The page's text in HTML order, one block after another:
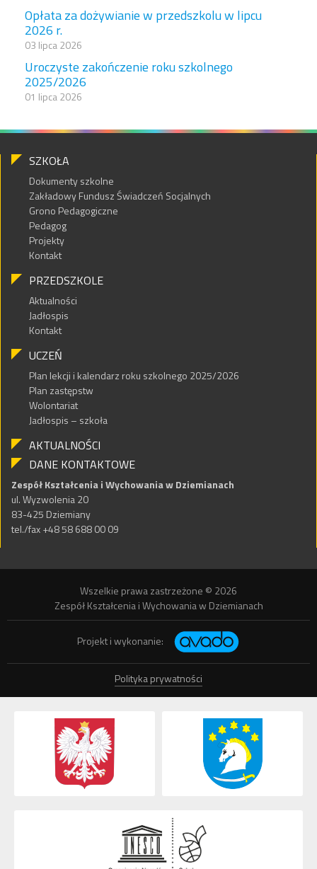
Opłata za dożywianie w przedszkolu w lipcu
2026 r.
03 lipca 2026
Uroczyste zakończenie roku szkolnego
2025/2026
01 lipca 2026
SZKOŁA
Dokumenty szkolne
Zakładowy Fundusz Świadczeń Socjalnych
Grono Pedagogiczne
Pedagog
Projekty
Kontakt
PRZEDSZKOLE
Aktualności
Jadłospis
Kontakt
UCZEŃ
Plan lekcji i kalendarz roku szkolnego 2025/2026
Plan zastępstw
Wolontariat
Jadłospis – szkoła
AKTUALNOŚCI
DANE KONTAKTOWE
Zespół Kształcenia i Wychowania w Dziemianach
ul. Wyzwolenia 20
83-425 Dziemiany
tel./fax +48 58 688 00 09
Wszelkie prawa zastrzeżone © 2026
Zespół Kształcenia i Wychowania w Dziemianach
Projekt i wykonanie:
Polityka prywatności